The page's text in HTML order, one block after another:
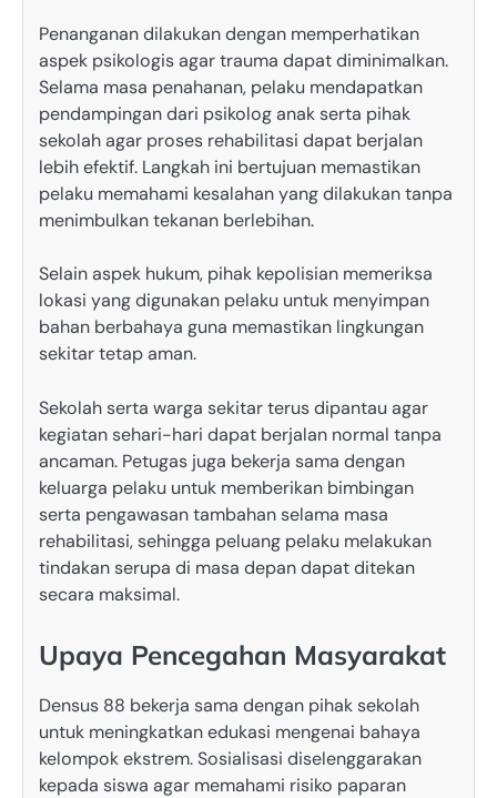
Penanganan dilakukan dengan memperhatikan
aspek psikologis agar trauma dapat diminimalkan.
Selama masa penahanan, pelaku mendapatkan
pendampingan dari psikolog anak serta pihak
sekolah agar proses rehabilitasi dapat berjalan
lebih efektif. Langkah ini bertujuan memastikan
pelaku memahami kesalahan yang dilakukan tanpa
menimbulkan tekanan berlebihan.
Selain aspek hukum, pihak kepolisian memeriksa
lokasi yang digunakan pelaku untuk menyimpan
bahan berbahaya guna memastikan lingkungan
sekitar tetap aman.
Sekolah serta warga sekitar terus dipantau agar
kegiatan sehari-hari dapat berjalan normal tanpa
ancaman. Petugas juga bekerja sama dengan
keluarga pelaku untuk memberikan bimbingan
serta pengawasan tambahan selama masa
rehabilitasi, sehingga peluang pelaku melakukan
tindakan serupa di masa depan dapat ditekan
secara maksimal.
Upaya Pencegahan Masyarakat
Densus 88 bekerja sama dengan pihak sekolah
untuk meningkatkan edukasi mengenai bahaya
kelompok ekstrem. Sosialisasi diselenggarakan
kepada siswa agar memahami risiko paparan